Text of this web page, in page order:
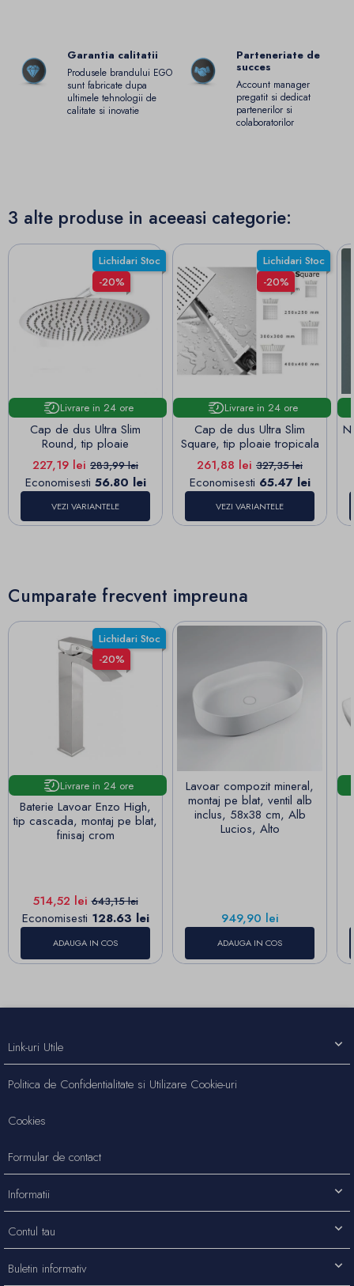
Garantia calitatii
Produsele brandului EGO
sunt fabricate dupa
ultimele tehnologii de
calitate si inovatie
Parteneriate de
succes
Account manager
pregatit si dedicat
partenerilor si
colaboratorilor
3 alte produse in aceeasi categorie:
Lichidari Stoc
-20%
Livrare in 24 ore
Cap de dus Ultra Slim
Round, tip ploaie
Pret
227,19 lei Pret de baza
283,99 lei
Economisesti 56.80 lei
VEZI VARIANTELE
Lichidari Stoc
-20%
Livrare in 24 ore
Cap de dus Ultra Slim
Square, tip ploaie tropicala
Pret
261,88 lei Pret de baza
327,35 lei
Economisesti 65.47 lei
VEZI VARIANTELE
Cumparate frecvent impreuna
Lichidari Stoc
-20%
Livrare in 24 ore
Baterie Lavoar Enzo High,
tip cascada, montaj pe blat,
finisaj crom
Pret
514,52 leiPret de baza
643,15 lei
Economisesti 128.63 lei
ADAUGA IN COS
Lavoar compozit mineral,
montaj pe blat, ventil alb
inclus, 58x38 cm, Alb
Lucios, Alto
Pret
949,90 lei
ADAUGA IN COS
Link-uri Utile
Politica de Confidentialitate si Utilizare Cookie-uri
Cookies
Formular de contact
Informatii
Contul tau
Buletin informativ